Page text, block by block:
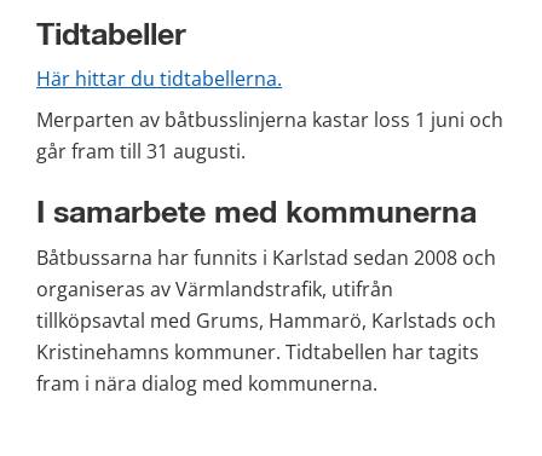
Tidtabeller
Här hittar du tidtabellerna.
Merparten av båtbusslinjerna kastar loss 1 juni och
går fram till 31 augusti.
I samarbete med kommunerna
Båtbussarna har funnits i Karlstad sedan 2008 och
organiseras av Värmlandstrafik, utifrån
tillköpsavtal med Grums, Hammarö, Karlstads och
Kristinehamns kommuner. Tidtabellen har tagits
fram i nära dialog med kommunerna.